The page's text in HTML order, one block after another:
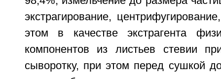
экстрагирование,
этом в качестве экстрагента
компонентов из листьев стевии
сыворотку, при этом перед сушкой